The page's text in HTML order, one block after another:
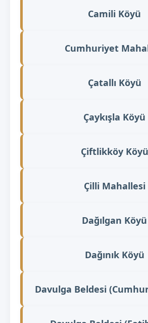
Camili Köyü
Cumhuriyet
Çatallı Köyü
Çaykışla Köyü
Çiftlikköy Köyü
Çilli Mahallesi
Dağılgan Köyü
Dağınık Köyü
Davulga Beldesi